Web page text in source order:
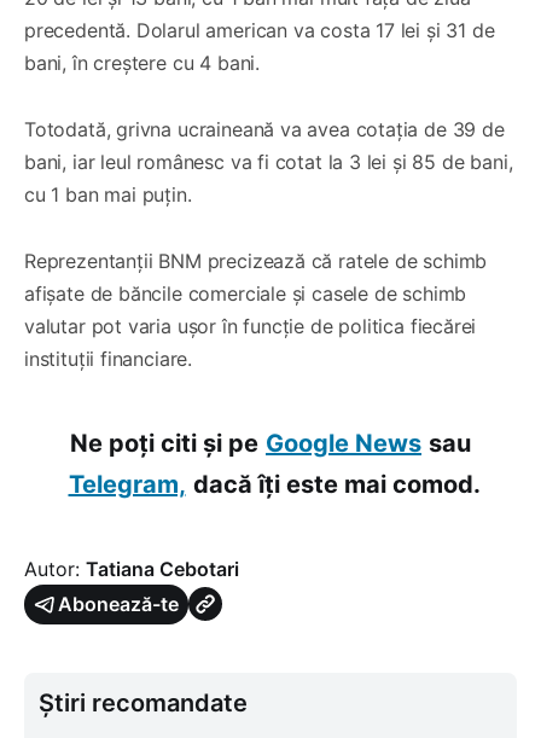
precedentă. Dolarul american va costa 17 lei și 31 de
bani, în creștere cu 4 bani.
Totodată, grivna ucraineană va avea cotația de 39 de
bani, iar leul românesc va fi cotat la 3 lei și 85 de bani,
cu 1 ban mai puțin.
Reprezentanții BNM precizează că ratele de schimb
afișate de băncile comerciale și casele de schimb
valutar pot varia ușor în funcție de politica fiecărei
instituții financiare.
Ne poți citi și pe Google News sau
Telegram, dacă îți este mai comod.
Autor: Tatiana Cebotari
Abonează-te
Știri recomandate